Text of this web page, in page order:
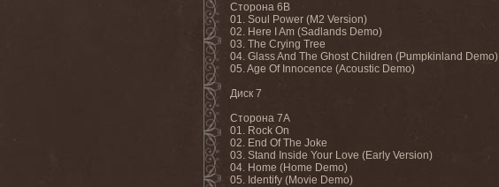
Сторона 6B
01. Soul Power (M2 Version)
02. Here I Am (Sadlands Demo)
03. The Crying Tree
04. Glass And The Ghost Children (Pumpkinland Demo)
05. Age Of Innocence (Acoustic Demo)
Диск 7
Сторона 7A
01. Rock On
02. End Of The Joke
03. Stand Inside Your Love (Early Version)
04. Home (Home Demo)
05. Identify (Movie Demo)